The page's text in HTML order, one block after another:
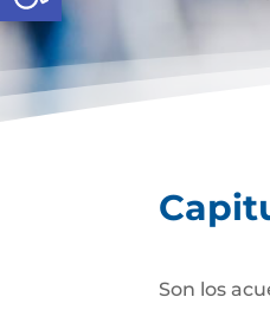
Son los